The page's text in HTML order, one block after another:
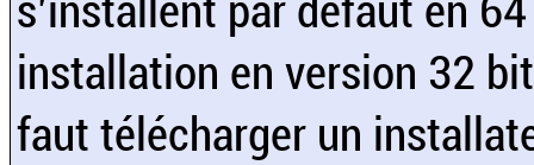
installation en version 32
faut télécharger un